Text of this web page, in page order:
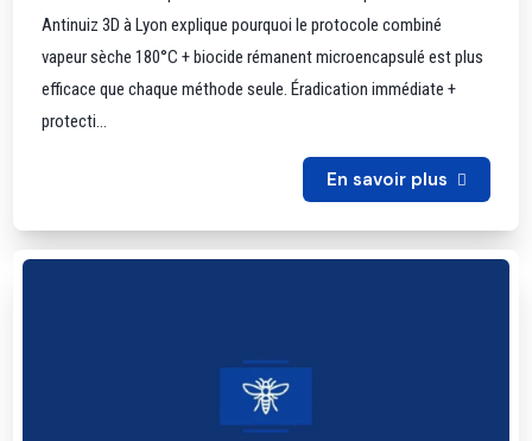
Antinuiz 3D à Lyon explique pourquoi le protocole combiné
vapeur sèche 180°C + biocide rémanent microencapsulé est plus
efficace que chaque méthode seule. Éradication immédiate +
protecti...
En savoir plus